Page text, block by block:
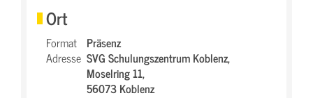
Ort
Format Präsenz
Adresse SVG Schulungszentrum Koblenz,
Moselring 11,
56073 Koblenz